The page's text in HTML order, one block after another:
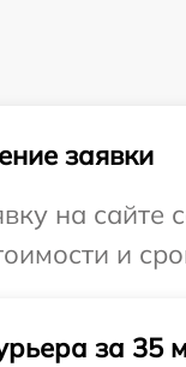
заявки
на сайте
и
за 35